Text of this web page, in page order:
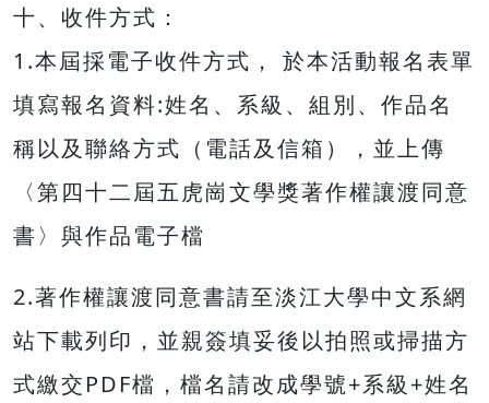
十、收件方式：
1.本屆採電子收件方式， 於本活動報名表單
填寫報名資料:姓名、系級、組別、作品名
稱以及聯絡方式（電話及信箱），並上傳
〈第四十二屆五虎崗文學獎著作權讓渡同意
書〉與作品電子檔
2.著作權讓渡同意書請至淡江大學中文系網
站下載列印，並親簽填妥後以拍照或掃描方
式繳交PDF檔，檔名請改成學號+系級+姓名